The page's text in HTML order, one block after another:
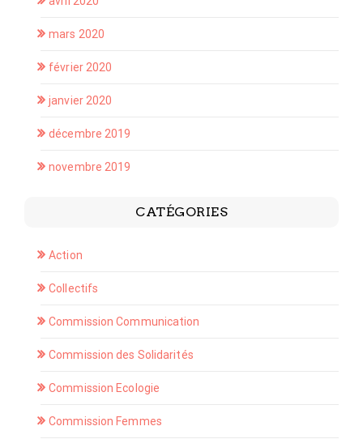
mars 2020
février 2020
janvier 2020
décembre 2019
novembre 2019
CATÉGORIES
Action
Collectifs
Commission Communication
Commission des Solidarités
Commission Ecologie
Commission Femmes